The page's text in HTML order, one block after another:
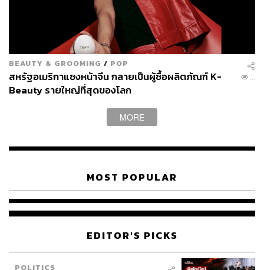
ปีนี้ KraveBeauty ยังได้เปิดตัวโครงการ ShoppingGives เพื่อ
บริจาคอย่างต่อเนื่องอย่างน้อย 1% ของยอดขายสินค้า
ทั้งหมดอีกด้วย
BEAUTY & GROOMING / POP
สหรัฐอเมริกาแซงหน้าจีน กลายเป็นผู้ซื้อผลิตภัณฑ์ K-
Beauty รายใหญ่ที่สุดของโลก
...
MORE
MOST POPULAR
EDITOR'S PICKS
POLITICS